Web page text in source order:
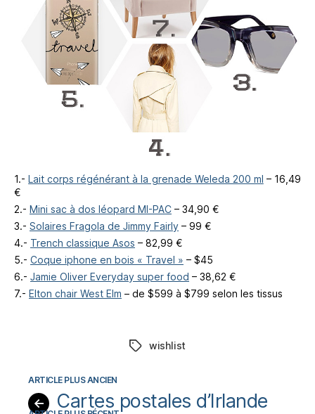
1.-Lait corps régénérant à la grenade Weleda 200 ml – 16,49
€
2.- Mini sac à dos léopard MI-PAC – 34,90 €
3.- Solaires Fragola de Jimmy Fairly – 99 €
4.- Trench classique Asos – 82,99 €
5.- Coque iphone en bois « Travel » – $45
6.- Jamie Oliver Everyday super food – 38,62 €
7.- Elton chair West Elm – de $599 à $799 selon les tissus
Étiquettes
wishlist
← Cartes postales d’Irlande